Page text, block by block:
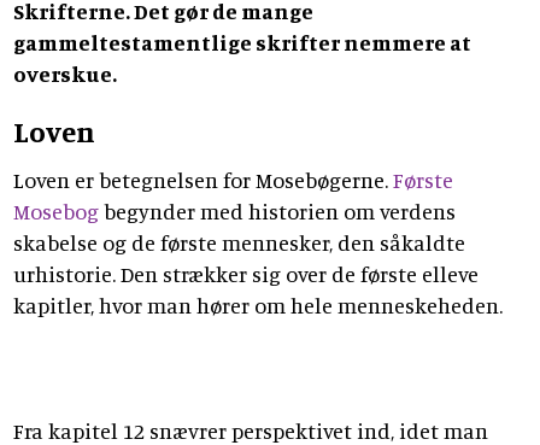
Skrifterne. Det gør de mange
gammeltestamentlige skrifter nemmere at
overskue.
Loven
Loven er betegnelsen for Mosebøgerne.Første
Mosebogbegynder med historien om verdens
skabelse og de første mennesker, den såkaldte
urhistorie. Den strækker sig over de første elleve
kapitler, hvor man hører om hele menneskeheden.
Fra kapitel 12 snævrer perspektivet ind, idet man